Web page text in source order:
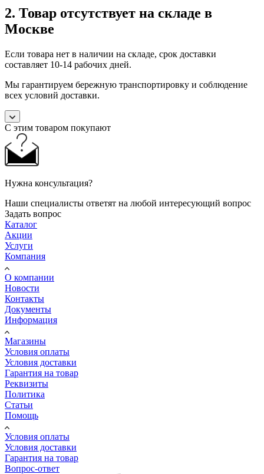
2. Товар отсутствует на складе в
Москве
Если товара нет в наличии на складе, срок доставки
составляет 10-14 рабочих дней.
Мы гарантируем бережную транспортировку и соблюдение
всех условий доставки.
С этим товаром покупают
Нужна консультация?
Наши специалисты ответят на любой интересующий вопрос
Задать вопрос
Каталог
Акции
Услуги
Компания
О компании
Новости
Контакты
Документы
Информация
Магазины
Условия оплаты
Условия доставки
Гарантия на товар
Реквизиты
Политика
Статьи
Помощь
Условия оплаты
Условия доставки
Гарантия на товар
Вопрос-ответ